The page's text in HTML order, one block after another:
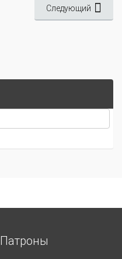
Следующий
Патроны